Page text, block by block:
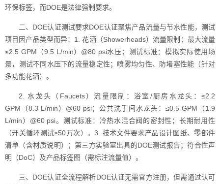
环保标签，而DOE是法律强制要求。
二、DOE认证测试要求DOE认证聚焦产品流量与节水性能，测试
项目因产品类型而异：1. 花洒（Showerheads）流量限制：最大流量
≤2.5 GPM（9.5 L/min）@80 psi水压；测试标准：模拟实际使用场
景，测试不同水压下的流量稳定性；喷雾均匀性、防堵塞性能（针对
多功能花洒）。
2. 水龙头（Faucets）流量限制：浴室/厨房水龙头：≤2.2
GPM（8.3 L/min）@60 psi；公共洗手间水龙头：≤0.5 GPM（1.9
L/min）@60 psi。测试标准：冷热水混合阀的密封性；长期耐用性
（开关循环测试≥50万次）。3. 技术文件要求产品设计图纸、零部件
清单（含材质说明）；第三方实验室出具的DOE测试报告；符合性声
明（DoC）及产品标签图（需标注流量值）。
三、DOE认证全流程解析DOE认证无需官方注册，但需通过认可